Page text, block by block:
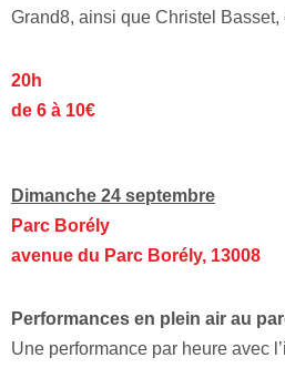
Grand8, ainsi que Christel
20h
de 6 à 10€
Dimanche 24 septembre
Parc Borély
avenue du Parc Borély, 13008
Performances en plein air au
Une performance par heure avec